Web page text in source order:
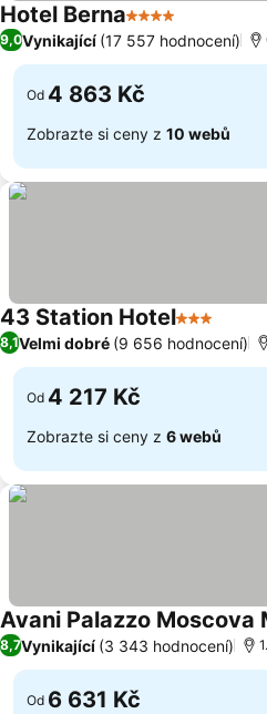
Hotel Berna4 PočetUkázat
9,0Vynikající (17 557 hodnocení)
Od 4 863 Kč
Zobrazte si ceny z 10 webů
43 Station Hotel3 Počet
8,1Velmi dobré (9 656 hodnocení)
Od 4 217 Kč
Zobrazte si ceny z 6 webů
Avani Palazzo Moscova
8,7Vynikající (3 343 hodnocení)
Od 6 631 Kč